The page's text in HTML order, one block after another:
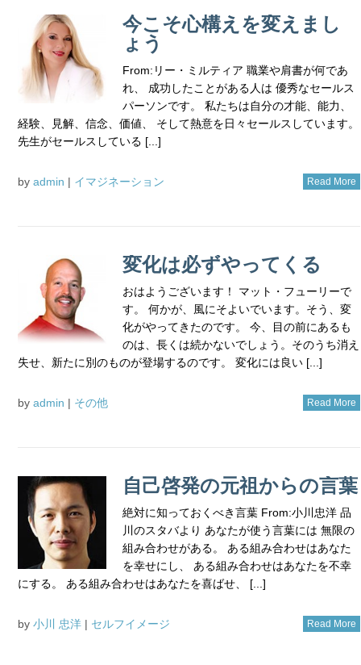
今こそ心構えを変えまし
ょう
From:リー・ミルティア 職業や肩書が何であ
れ、 成功したことがある人は 優秀なセールス
パーソンです。 私たちは自分の才能、能力、
経験、見解、信念、価値、 そして熱意を日々セールスしています。
先生がセールスしている [...]
by admin | イマジネーション Read More
変化は必ずやってくる
おはようございます！ マット・フューリーで
す。 何かが、風にそよいでいます。そう、変
化がやってきたのです。 今、目の前にあるも
のは、長くは続かないでしょう。そのうち消え
失せ、新たに別のものが登場するのです。 変化には良い [...]
by admin | その他 Read More
自己啓発の元祖からの言葉
絶対に知っておくべき言葉 From:小川忠洋 品
川のスタバより あなたが使う言葉には 無限の
組み合わせがある。 ある組み合わせはあなた
を幸せにし、 ある組み合わせはあなたを不幸
にする。 ある組み合わせはあなたを喜ばせ、 [...]
by 小川 忠洋 | セルフイメージ Read More